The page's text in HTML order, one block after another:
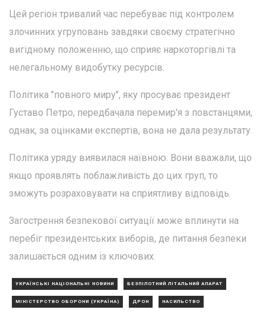
Цей регіон тривалий час перебуває під контролем
злочинних угруповань завдяки своєму стратегічно
вигідному положенню, що сприяє наркоторгівлі та
нелегальному видобутку ресурсів.
Політика "повного миру", яку просуває президент
Густаво Петро, передбачала перемир'я з повстанцями,
однак, за оцінками експертів, вона не дала результату.
Політика уряду виявилася наївною. Вони вважали, що
якщо проявлять поблажливість до цих груп, то
зможуть розраховувати на сприятливу відповідь.
Загострення безпекової ситуації може вплинути на
перебіг президентських виборів, де питання безпеки
залишається одним із ключових.
УКРАЇНСЬКІ НАЦІОНАЛЬНІ НОВИНИ БЕЗПІЛОТНИЙ ЛІТАЛЬНИЙ АПАРАТ
МІНІСТЕРСТВО ОБОРОНИ (УКРАЇНА) ДРОН НАСИЛЬСТВО